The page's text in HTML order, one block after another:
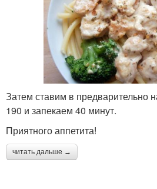
Затем ставим в предварительно
190 и запекаем 40 минут.
Приятного аппетита!
читать дальше →